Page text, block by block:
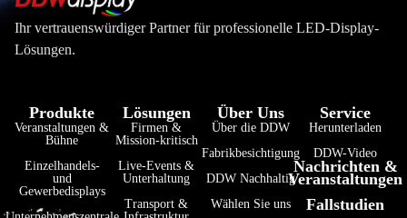
Ihr vertrauenswürdiger Partner für professionelle LED-Display-
Lösungen.
Produkte
Veranstaltungen &
Bühne
Einzelhandels-
und
Gewerbedisplays
Lösungen
Firmen &
Mission-kritisch
Live-Events &
Unterhaltung
Transport &
Über Uns
Über die DDW
Fabrikbesichtigung
DDW Nachhaltig
Wählen Sie uns
Service
Herunterladen
DDW-Video
Nachrichten &
Veranstaltungen
Fallstudien
Bahasa Indonesia
فارسی